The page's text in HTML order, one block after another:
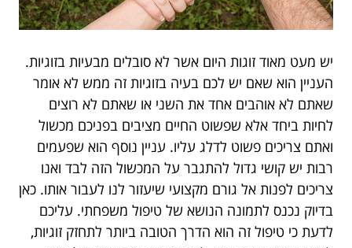
יש מעט מאוד זוגות היום אשר לא סובלים מבעיות בזוגיות.
העניין הוא שאם יש לכם בעיה בזוגיות זה ממש לא אומר
שאתם לא אוהבים אחד את השני או שאתם לא רוצים
לחיות ביחד אלא שפשוט החיים מציבים בפניכם מכשול
ואתם צריכים פשוט לדלג עליו. עניין נוסף הוא שפעמים
רבות יש קושי גדול להתגבר על המכשול הזה לבד ואנו
צריכים לפנות אל גורם מקצועי שיעזור לנו לעבור אותו. כאן
בדיוק נכנס לתמונה הנושא של טיפול משפחתי. עליכם
לדעת כי טיפול זה הוא הדרך הטובה ביותר לתחזק זוגיות,